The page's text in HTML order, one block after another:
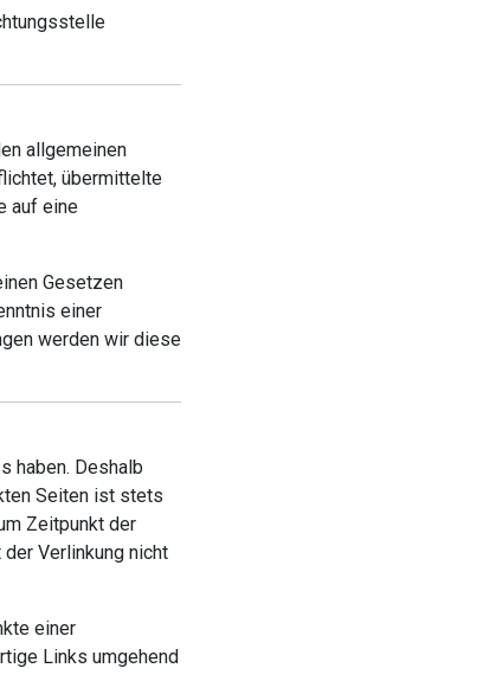
allgemeinen
übermittelte
auf eine
Gesetzen
einer
werden wir diese
haben. Deshalb
Seiten ist stets
Zeitpunkt der
Verlinkung nicht
einer
Links umgehend